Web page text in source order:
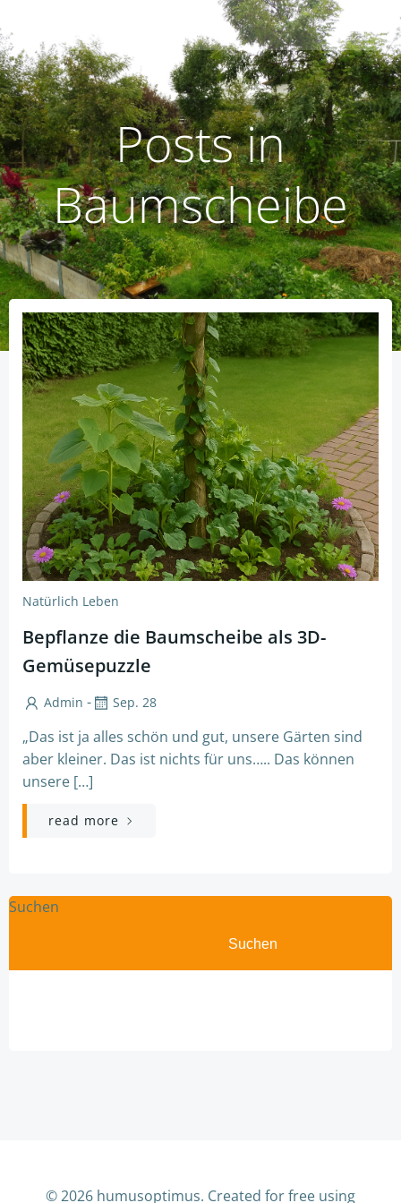
Zum
Inhalt
springen
Posts in
Baumscheibe
Natürlich Leben
Bepflanze die Baumscheibe als 3D-
Gemüsepuzzle
Admin - Sep. 28
„Das ist ja alles schön und gut, unsere Gärten sind
aber kleiner. Das ist nichts für uns….. Das können
unsere […]
read more
Suchen
Suchen
© 2026 humusoptimus. Created for free using